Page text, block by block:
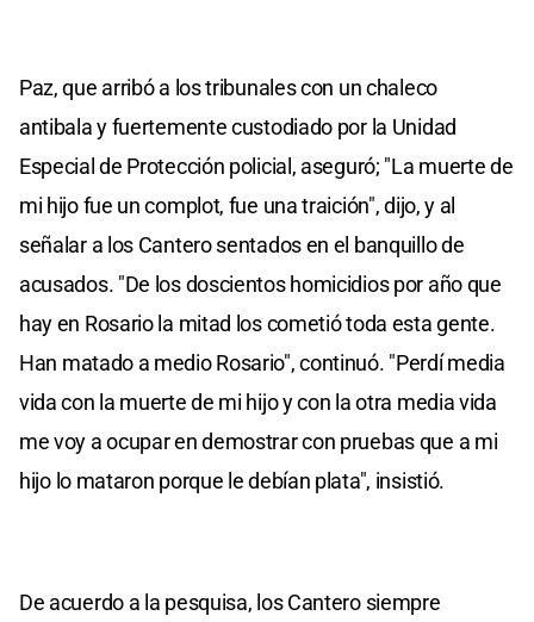
Paz, que arribó a los tribunales con un chaleco
antibala y fuertemente custodiado por la Unidad
Especial de Protección policial, aseguró; "La muerte de
mi hijo fue un complot, fue una traición", dijo, y al
señalar a los Cantero sentados en el banquillo de
acusados. "De los doscientos homicidios por año que
hay en Rosario la mitad los cometió toda esta gente.
Han matado a medio Rosario", continuó. "Perdí media
vida con la muerte de mi hijo y con la otra media vida
me voy a ocupar en demostrar con pruebas que a mi
hijo lo mataron porque le debían plata", insistió.
De acuerdo a la pesquisa, los Cantero siempre